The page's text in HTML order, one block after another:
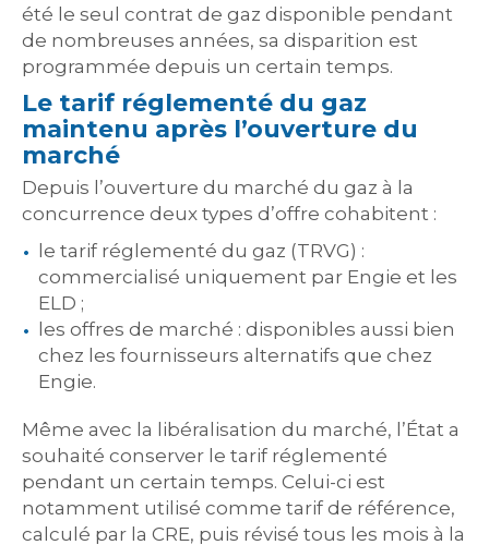
été le seul contrat de gaz disponible pendant
de nombreuses années, sa disparition est
programmée depuis un certain temps.
Le tarif réglementé du gaz
maintenu après l’ouverture du
marché
Depuis l’ouverture du marché du gaz à la
concurrence deux types d’offre cohabitent :
le tarif réglementé du gaz (TRVG) :
commercialisé uniquement par Engie et les
ELD ;
les offres de marché : disponibles aussi bien
chez les fournisseurs alternatifs que chez
Engie.
Même avec la libéralisation du marché, l’État a
souhaité conserver le tarif réglementé
pendant un certain temps. Celui-ci est
notamment utilisé comme tarif de référence,
calculé par la CRE, puis révisé tous les mois à la